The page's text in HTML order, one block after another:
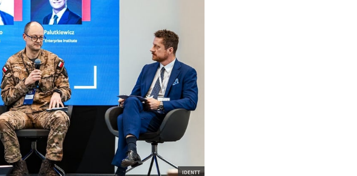
IDENTT